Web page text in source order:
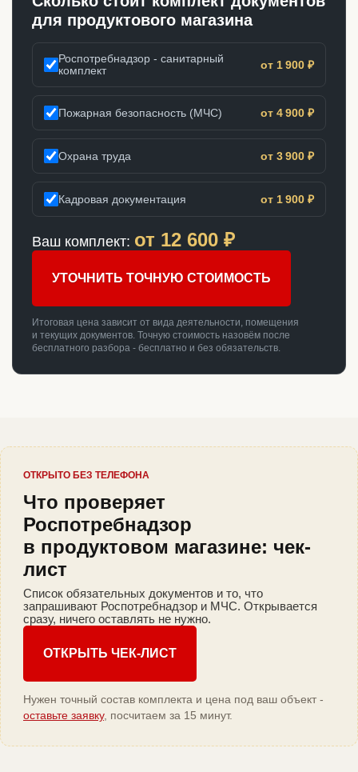
для продуктового магазина
Роспотребнадзор - санитарный
комплект
от 1 900 ₽
Пожарная безопасность (МЧС) от 4 900 ₽
Охрана труда от 3 900 ₽
Кадровая документация от 1 900 ₽
Ваш комплект: от 12 600 ₽
УТОЧНИТЬ ТОЧНУЮ СТОИМОСТЬ
Итоговая цена зависит от вида деятельности, помещения
и текущих документов. Точную стоимость назовём после
бесплатного разбора - бесплатно и без обязательств.
ОТКРЫТО БЕЗ ТЕЛЕФОНА
Что проверяет
Роспотребнадзор
в продуктовом магазине: чек-
лист
Список обязательных документов и то, что
запрашивают Роспотребнадзор и МЧС. Открывается
сразу, ничего оставлять не нужно.
ОТКРЫТЬ ЧЕК-ЛИСТ
Нужен точный состав комплекта и цена под ваш объект -
оставьте заявку, посчитаем за 15 минут.